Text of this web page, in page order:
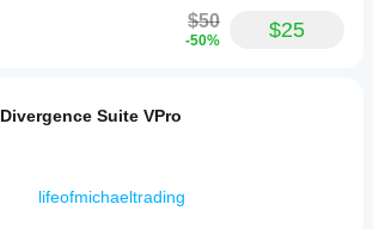
$50
-50% $25
Divergence Suite VPro
lifeofmichaeltrading